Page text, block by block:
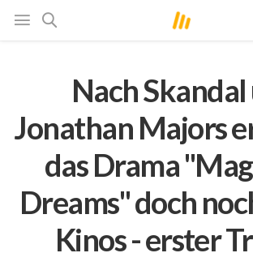
Nach
Jonathan Majors
das Drama
Dreams" doch
Kinos - erster